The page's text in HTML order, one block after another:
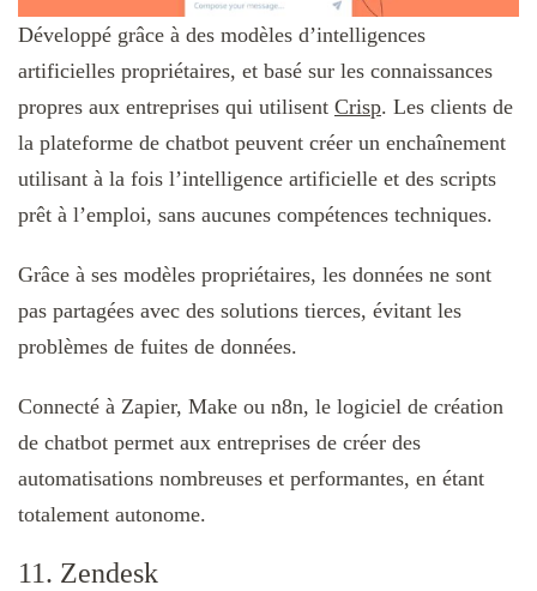
Développé grâce à des modèles d’intelligences
artificielles propriétaires, et basé sur les connaissances
propres aux entreprises qui utilisent Crisp. Les clients de
la plateforme de chatbot peuvent créer un enchaînement
utilisant à la fois l’intelligence artificielle et des scripts
prêt à l’emploi, sans aucunes compétences techniques.
Grâce à ses modèles propriétaires, les données ne sont
pas partagées avec des solutions tierces, évitant les
problèmes de fuites de données.
Connecté à Zapier, Make ou n8n, le logiciel de création
de chatbot permet aux entreprises de créer des
automatisations nombreuses et performantes, en étant
totalement autonome.
11. Zendesk